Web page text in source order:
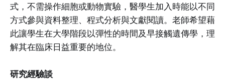
式，不需操作細胞或動物實驗，醫學生加入時能以不同
方式參與資料整理、程式分析與文獻閱讀。老師希望藉
此讓學生在大學階段以彈性的時間及早接觸遺傳學，理
解其在臨床日益重要的地位。
研究經驗談